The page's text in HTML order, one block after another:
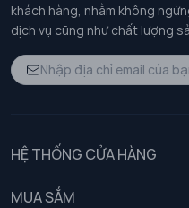
khách hàng, nhằm không
dịch vụ cũng như chất lượng
HỆ THỐNG CỬA HÀNG
MUA SẮM